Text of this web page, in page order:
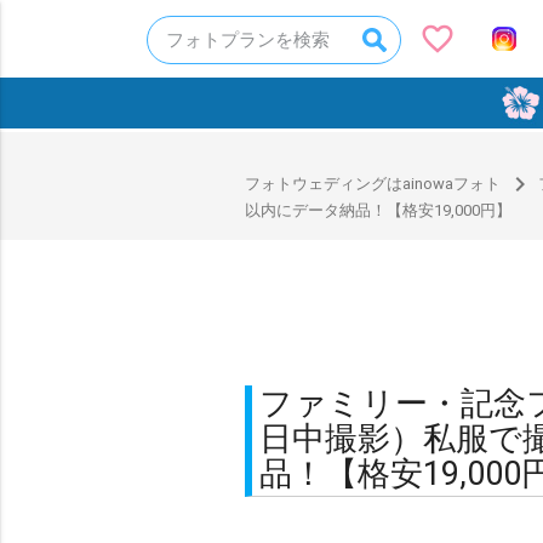
フォトプランを検索 favorite_border
0
フォトウェディングはainowaフォト navigate_next
以内にデータ納品！【格安19,000円】
ファミリー・記
日中撮影）私服で
品！【格安19,000